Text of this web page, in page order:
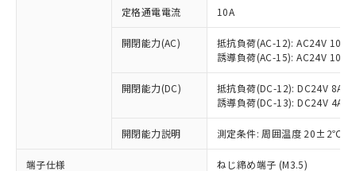
定格通電電流 10A
開閉能力(AC)
抵抗負荷(AC-12): AC24V 10A/
誘導負荷(AC-15): AC24V
開閉能力(DC)
抵抗負荷(DC-12): DC24V 8A/
誘導負荷(DC-13): DC24V 4A/
開閉能力説明 測定条件: 周囲温度 20±2℃、
端子仕様 ねじ締め端子 (M3.5)
ご利用条件
以下の条件をお読みいただき、同意のうえ
ご利用ください。
本サービスは、当社制御機器事業取扱
商品の当社在庫状況および標準価格
(税抜)を提供させていただくもので
対応予定：EU RoHS指令（10物質）の非含
有に対応した製品に切り替える予定のある
対応予定なし：EU RoHS指令（10物質）の
非含有に非対応の商品で、対応品を出す予
定はありません。
調査・確認中：EU RoHS指令（10物質）の
非含有の対応状況を調査中または確認中の
非該当品：ライセンス料など無形物で、有
※1 中国RoHS○×表
「○」：最大均質材料含有率が中国RoHSの